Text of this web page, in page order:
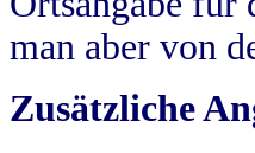
man aber von
Zusätzliche